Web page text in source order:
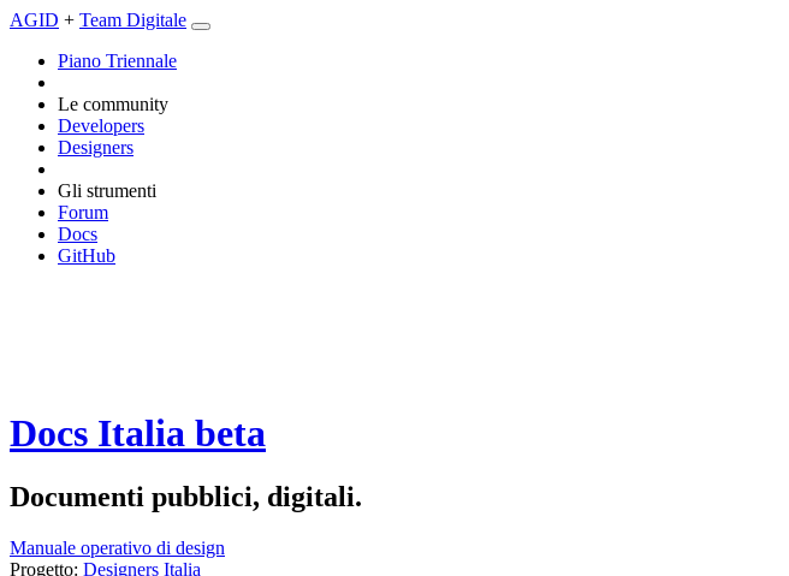
AGID + Team Digitale
Piano Triennale
Le community
Developers
Designers
Gli strumenti
Forum
Docs
GitHub
Docs Italia beta
Documenti pubblici, digitali.
Manuale operativo di design
Progetto: Designers Italia